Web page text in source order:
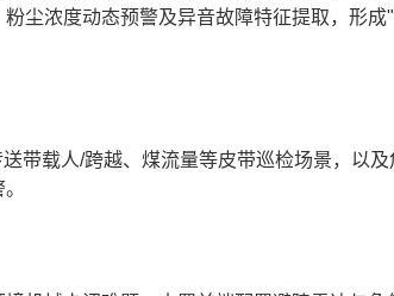
尘浓度动态预警及异音故障特征提取，形成
载人/跨越、煤流量等皮带巡检场景，以及